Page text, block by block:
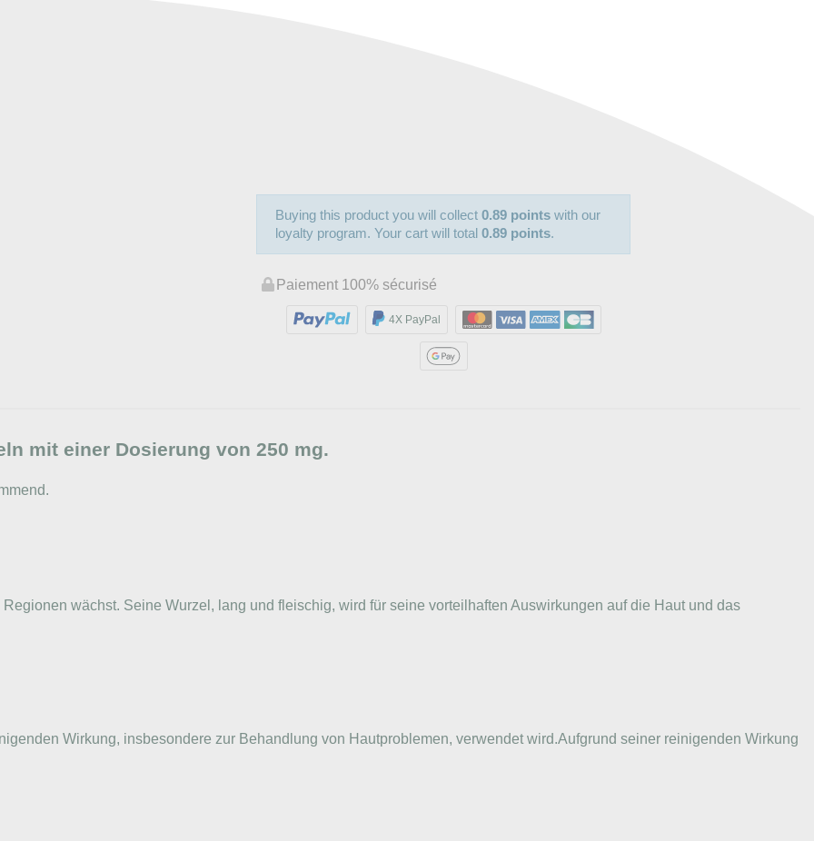
Buying this product you will collect0.89 points with our
loyalty program. Your cart will total0.89 points.
Paiement 100% sécurisé
4X PayPal
mit einer Dosierung von 250 mg.
wächst. Seine Wurzel, lang und fleischig, wird für seine vorteilhaften Auswirkungen auf die Haut und das
Wirkung, insbesondere zur Behandlung von Hautproblemen, verwendet wird.Aufgrund seiner reinigenden Wirkung